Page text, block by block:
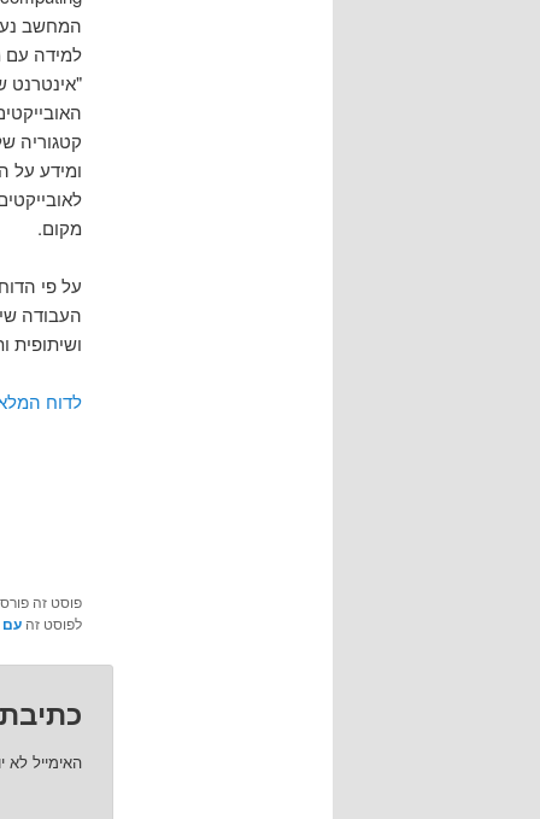
המחשב
למידה עם
"אינטרנט
קטגוריה
ומידע על
מקום.
על פי
העבודה
ושיתופית
לדוח
פוסט זה
לפוסט זה עם
האימייל לא